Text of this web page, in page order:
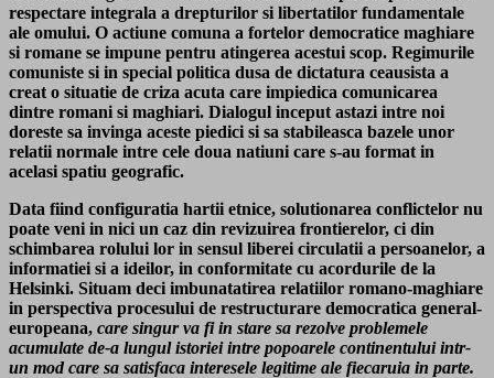
respectare integrala a drepturilor si libertatilor fundamentale
ale omului. O actiune comuna a fortelor democratice maghiare
si romane se impune pentru atingerea acestui scop. Regimurile
comuniste si in special politica dusa de dictatura ceausista a
creat o situatie de criza acuta care impiedica comunicarea
dintre romani si maghiari. Dialogul inceput astazi intre noi
doreste sa invinga aceste piedici si sa stabileasca bazele unor
relatii normale intre cele doua natiuni care s-au format in
acelasi spatiu geografic.
Data fiind configuratia hartii etnice, solutionarea conflictelor nu
poate veni in nici un caz din revizuirea frontierelor, ci din
schimbarea rolului lor in sensul liberei circulatii a persoanelor, a
informatiei si a ideilor, in conformitate cu acordurile de la
Helsinki. Situam deci imbunatatirea relatiilor romano-maghiare
in perspectiva procesului de restructurare democratica general-
europeana, care singur va fi in stare sa rezolve problemele
acumulate de-a lungul istoriei intre popoarele continentului intr-
un mod care sa satisfaca interesele legitime ale fiecaruia in parte.